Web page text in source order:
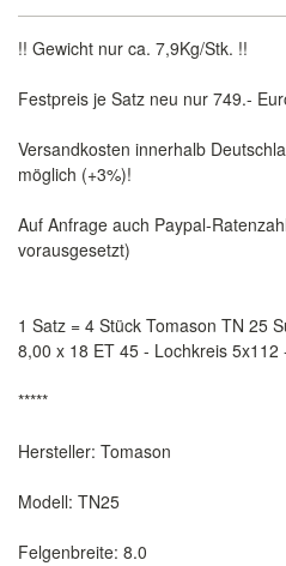
!! Gewicht nur ca. 7,9Kg/Stk. !!
Festpreis je Satz neu nur 749.-
Versandkosten innerhalb
möglich (+3%)!
Auf Anfrage auch Paypal-
vorausgesetzt)
1 Satz = 4 Stück Tomason TN 25
8,00 x 18 ET 45 - Lochkreis 5x112
*****
Hersteller: Tomason
Modell: TN25
Felgenbreite: 8.0